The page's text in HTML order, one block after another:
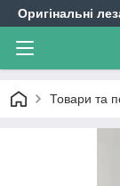
Оригінальні
Товари та